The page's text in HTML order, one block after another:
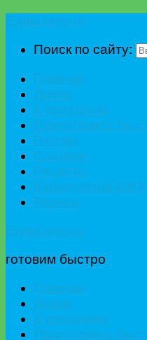
Поиск по сайту:
готовим быстро